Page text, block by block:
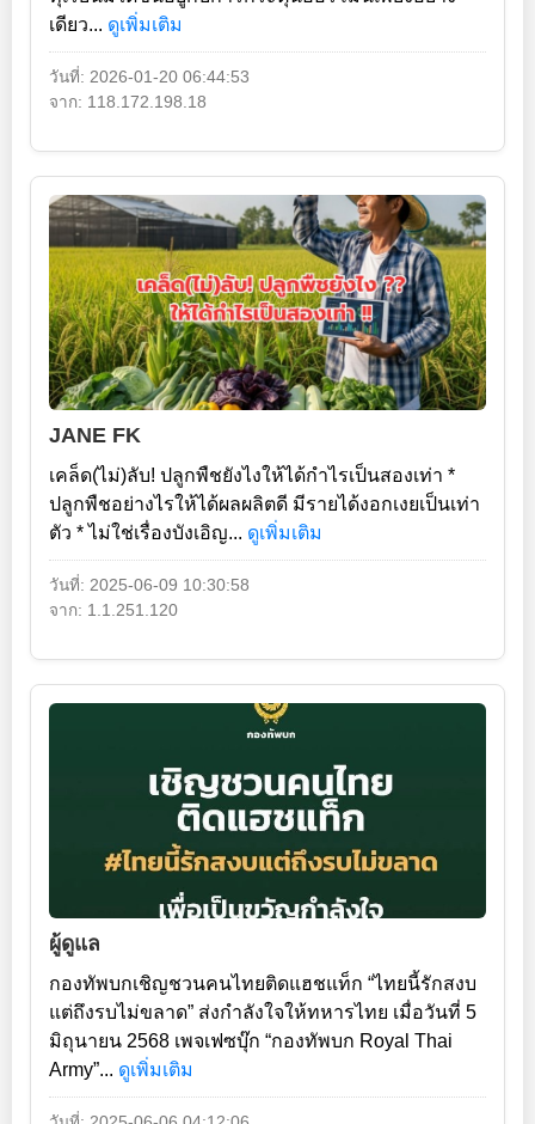
เดียว... ดูเพิ่มเติม
วันที่: 2026-01-20 06:44:53
จาก: 118.172.198.18
JANE FK
เคล็ด(ไม่)ลับ! ปลูกพืชยังไงให้ได้กำไรเป็นสองเท่า *
ปลูกพืชอย่างไรให้ได้ผลผลิตดี มีรายได้งอกเงยเป็นเท่า
ตัว * ไม่ใช่เรื่องบังเอิญ... ดูเพิ่มเติม
วันที่: 2025-06-09 10:30:58
จาก: 1.1.251.120
ผู้ดูแล
กองทัพบกเชิญชวนคนไทยติดแฮชแท็ก “ไทยนี้รักสงบ
แต่ถึงรบไม่ขลาด” ส่งกำลังใจให้ทหารไทย เมื่อวันที่ 5
มิถุนายน 2568 เพจเฟซบุ๊ก “กองทัพบก Royal Thai
Army”... ดูเพิ่มเติม